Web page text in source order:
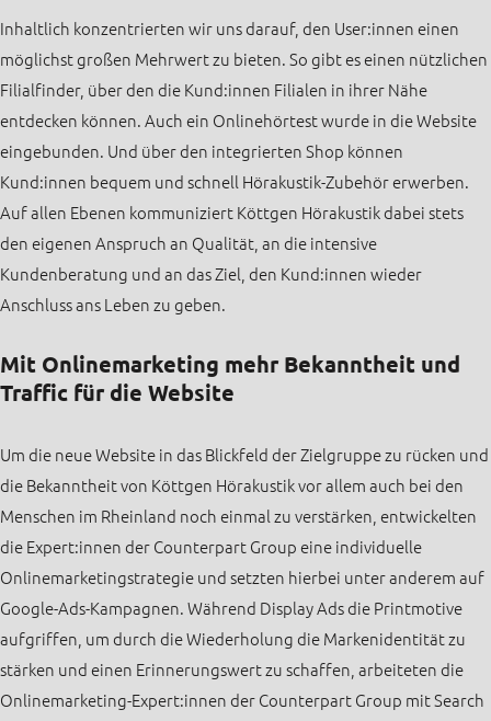
Inhaltlich konzentrierten wir uns darauf, den User:innen einen
möglichst großen Mehrwert zu bieten. So gibt es einen nützlichen
Filialfinder, über den die Kund:innen Filialen in ihrer Nähe
entdecken können. Auch ein Onlinehörtest wurde in die Website
eingebunden. Und über den integrierten Shop können
Kund:innen bequem und schnell Hörakustik-Zubehör erwerben.
Auf allen Ebenen kommuniziert Köttgen Hörakustik dabei stets
den eigenen Anspruch an Qualität, an die intensive
Kundenberatung und an das Ziel, den Kund:innen wieder
Anschluss ans Leben zu geben.
Mit Onlinemarketing mehr Bekanntheit und
Traffic für die Website
Um die neue Website in das Blickfeld der Zielgruppe zu rücken und
die Bekanntheit von Köttgen Hörakustik vor allem auch bei den
Menschen im Rheinland noch einmal zu verstärken, entwickelten
die Expert:innen der Counterpart Group eine individuelle
Onlinemarketingstrategie und setzten hierbei unter anderem auf
Google-Ads-Kampagnen. Während Display Ads die Printmotive
aufgriffen, um durch die Wiederholung die Markenidentität zu
stärken und einen Erinnerungswert zu schaffen, arbeiteten die
Onlinemarketing-Expert:innen der Counterpart Group mit Search